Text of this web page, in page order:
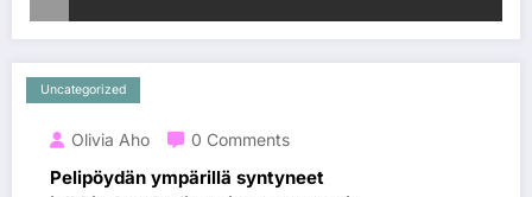
Uncategorized
Olivia Aho 0 Comments
Pelipöydän ympärillä syntyneet